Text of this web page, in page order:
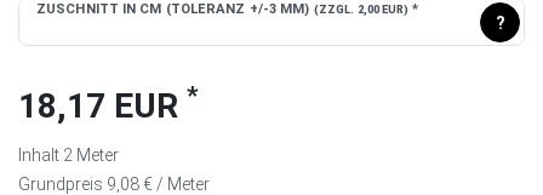
ZUSCHNITT IN CM (TOLERANZ +/-3 MM) (ZZGL. 2,00 EUR) *
?
18,17 EUR *
Inhalt 2 Meter
Grundpreis 9,08 € / Meter